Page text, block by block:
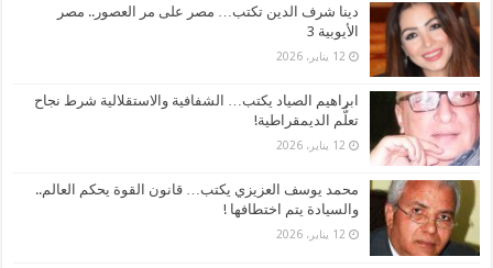
دينا شرف الدين تكتب… مصر على مر العصور.. مصر
الأيوبية 3
12 يناير، 2026
ابراهيم الصياد يكتب… الشفافية والاستقلالية شرط نجاح
تعلُّم الديمقراطية!
12 يناير، 2026
محمد يوسف العزيزي يكتب… قانون القوة يحكم العالم..
والسيادة يتم اختطافها !
12 يناير، 2026